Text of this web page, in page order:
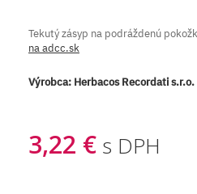
Tekutý zásyp na podráždenú
na adcc.sk
Výrobca: Herbacos Recordati s.r.o.
3,22 € s DPH